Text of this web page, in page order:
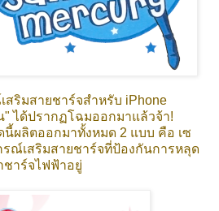
สายชาร์จสำหรับ iPhone
" ได้ปรากฏโฉมออกมาแล้วจ้า!
ผลิตออกมาทั้งหมด 2 แบบ คือ เซ
รณ์เสริมสายชาร์จที่ป้องกันการหลุด
าร์จไฟฟ้าอยู่